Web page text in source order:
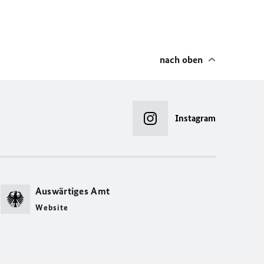
nach oben
Instagram
Auswärtiges Amt
Website